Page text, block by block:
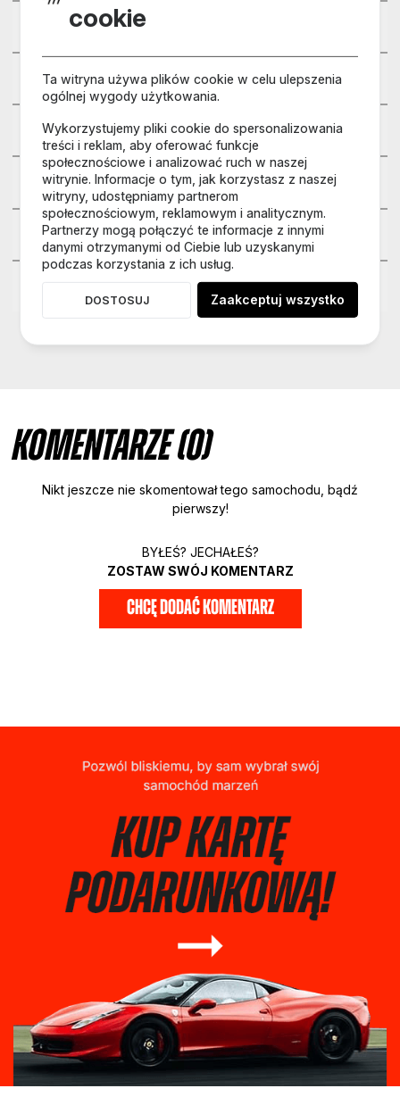
Ważność vouchera
Lokalizacja
Czas trwania
Pogoda
Osoby towarzyszące
Komentarze (0)
Nikt jeszcze nie skomentował tego samochodu, bądź
pierwszy!
BYŁEŚ? JECHAŁEŚ?
ZOSTAW SWÓJ KOMENTARZ
CHCĘ DODAĆ KOMENTARZ
cookie
Ta witryna używa plików cookie w celu ulepszenia
ogólnej wygody użytkowania.
Wykorzystujemy pliki cookie do spersonalizowania
treści i reklam, aby oferować funkcje
społecznościowe i analizować ruch w naszej
witrynie. Informacje o tym, jak korzystasz z naszej
witryny, udostępniamy partnerom
społecznościowym, reklamowym i analitycznym.
Partnerzy mogą połączyć te informacje z innymi
danymi otrzymanymi od Ciebie lub uzyskanymi
podczas korzystania z ich usług.
DOSTOSUJ Zaakceptuj wszystko